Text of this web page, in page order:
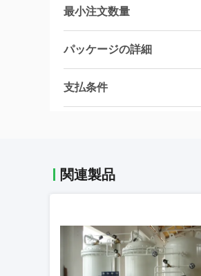
最小注文数量
パッケージの詳細
支払条件
関連製品